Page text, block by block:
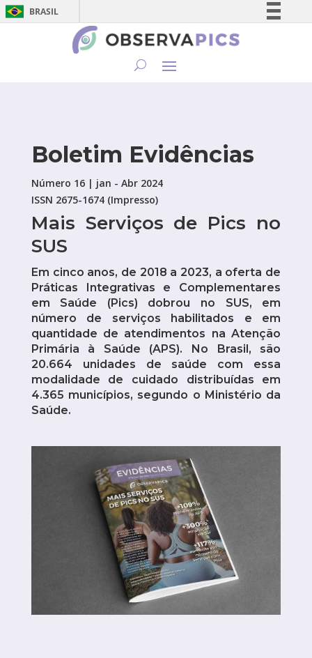
BRASIL
Simplifique!
Boletim Evidências
Número 16 | jan - Abr 2024
ISSN 2675-1674 (Impresso)
Mais Serviços de Pics no
SUS
Em cinco anos, de 2018 a 2023, a oferta de
Práticas Integrativas e Complementares
em Saúde (Pics) dobrou no SUS, em
número de serviços habilitados e em
quantidade de atendimentos na Atenção
Primária à Saúde (APS). No Brasil, são
20.664 unidades de saúde com essa
modalidade de cuidado distribuídas em
4.365 municípios, segundo o Ministério da
Saúde.